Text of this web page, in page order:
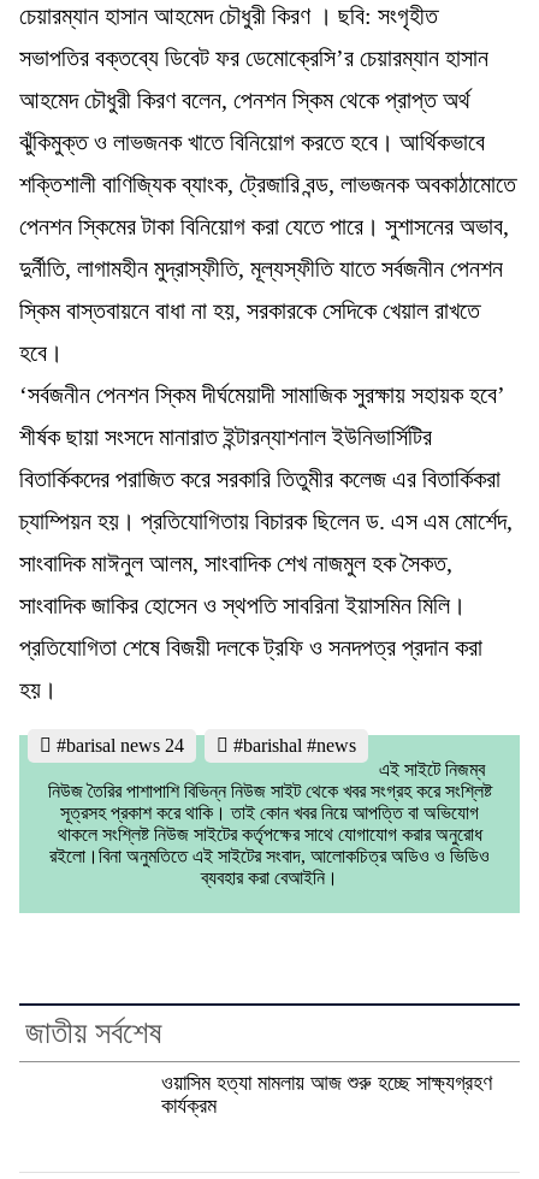
চেয়ারম্যান হাসান আহমেদ চৌধুরী কিরণ । ছবি: সংগৃহীত
সভাপতির বক্তব্যে ডিবেট ফর ডেমোক্রেসি’র চেয়ারম্যান হাসান
আহমেদ চৌধুরী কিরণ বলেন, পেনশন স্কিম থেকে প্রাপ্ত অর্থ
ঝুঁকিমুক্ত ও লাভজনক খাতে বিনিয়োগ করতে হবে। আর্থিকভাবে
শক্তিশালী বাণিজ্যিক ব্যাংক, ট্রেজারি বন্ড, লাভজনক অবকাঠামোতে
পেনশন স্কিমের টাকা বিনিয়োগ করা যেতে পারে। সুশাসনের অভাব,
দুর্নীতি, লাগামহীন মুদ্রাস্ফীতি, মূল্যস্ফীতি যাতে সর্বজনীন পেনশন
স্কিম বাস্তবায়নে বাধা না হয়, সরকারকে সেদিকে খেয়াল রাখতে
হবে।
‘সর্বজনীন পেনশন স্কিম দীর্ঘমেয়াদী সামাজিক সুরক্ষায় সহায়ক হবে’
শীর্ষক ছায়া সংসদে মানারাত ইন্টারন্যাশনাল ইউনিভার্সিটির
বিতার্কিকদের পরাজিত করে সরকারি তিতুমীর কলেজ এর বিতার্কিকরা
চ্যাম্পিয়ন হয়। প্রতিযোগিতায় বিচারক ছিলেন ড. এস এম মোর্শেদ,
সাংবাদিক মাঈনুল আলম, সাংবাদিক শেখ নাজমুল হক সৈকত,
সাংবাদিক জাকির হোসেন ও স্থপতি সাবরিনা ইয়াসমিন মিলি।
প্রতিযোগিতা শেষে বিজয়ী দলকে ট্রফি ও সনদপত্র প্রদান করা
হয়।
#barisal news 24
#barishal #news
এই সাইটে নিজম্ব
নিউজ তৈরির পাশাপাশি বিভিন্ন নিউজ সাইট থেকে খবর সংগ্রহ করে সংশ্লিষ্ট
সূত্রসহ প্রকাশ করে থাকি। তাই কোন খবর নিয়ে আপত্তি বা অভিযোগ
থাকলে সংশ্লিষ্ট নিউজ সাইটের কর্তৃপক্ষের সাথে যোগাযোগ করার অনুরোধ
রইলো।বিনা অনুমতিতে এই সাইটের সংবাদ, আলোকচিত্র অডিও ও ভিডিও
ব্যবহার করা বেআইনি।
জাতীয় সর্বশেষ
ওয়াসিম হত্যা মামলায় আজ শুরু হচ্ছে সাক্ষ্যগ্রহণ
কার্যক্রম